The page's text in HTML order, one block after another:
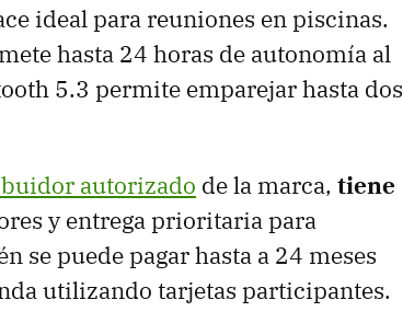
ideal para reuniones en piscinas.
hasta 24 horas de autonomía al
5.3 permite emparejar hasta dos
autorizado de la marca, tiene
y entrega prioritaria para
se puede pagar hasta a 24 meses
utilizando tarjetas participantes.